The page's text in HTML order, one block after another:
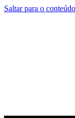
Saltar para o